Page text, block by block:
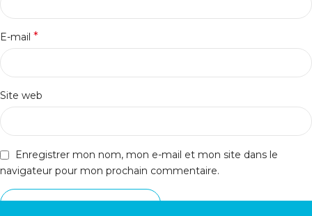
E-mail *
Site web
Enregistrer mon nom, mon e-mail et mon site dans le
navigateur pour mon prochain commentaire.